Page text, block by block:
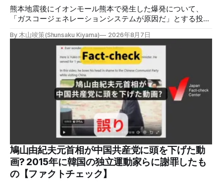
熊本地震後にイオンモール熊本で発生した爆発について、
「ガスコージェネレーションシステムが原因だ」とする投稿
ジェネレーションやガス発電機は設置していないことを確認
している」と発表し、LPガスが原因だった可能性が高いと説
明しています。またイオンは5日、事故原因を調べる事故調
査委員会を設置すると発表しました。 検証対象 拡散した投
ガスを燃料としてガスエンジンやガスタービンで発電し、排
熱を冷暖房などに利用する「ガスコージェネレーション」が
原因だとする投稿が拡散した（例1、例2）。 検証する理由
ソーシャルリスニングツールMeltwaterで調べると、これら
の投稿の表示回数は少なくとも合計194万回を超えている。
爆発の原因をめぐって、さまざまな根拠不明の情報が飛び交
っているため検証する。 検証過程 イオンモール熊本の爆発
2026年7月28日午後16時27分ごろ、熊本県で震度7の地震が
発生した。午後6時ごろ、嘉島町のショッピングセンター
「イ
By 木山竣策(Shunsaku Kiyama) 2026年8月7日
鳩山由紀夫元首相が中国共産党に頭を下げた動
画? 2015年に韓国の独立運動家らに謝罪したも
の【ファクトチェック】